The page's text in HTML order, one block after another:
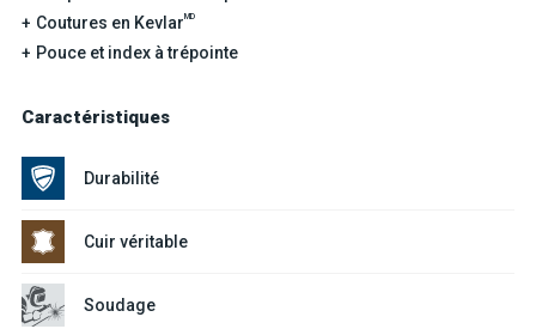
Coutures en KevlarMD
Pouce et index à trépointe
Caractéristiques
Durabilité
Cuir véritable
Soudage